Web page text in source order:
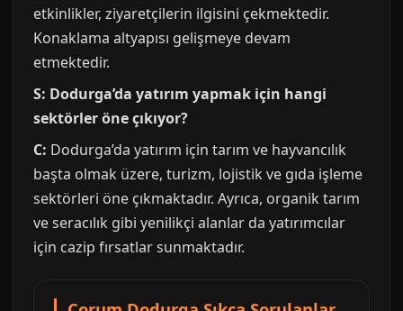
etkinlikler, ziyaretçilerin ilgisini çekmektedir.
Konaklama altyapısı gelişmeye devam
etmektedir.
S: Dodurga’da yatırım yapmak için hangi
sektörler öne çıkıyor?
C: Dodurga’da yatırım için tarım ve hayvancılık
başta olmak üzere, turizm, lojistik ve gıda işleme
sektörleri öne çıkmaktadır. Ayrıca, organik tarım
ve seracılık gibi yenilikçi alanlar da yatırımcılar
için cazip fırsatlar sunmaktadır.